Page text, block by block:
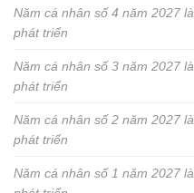
Năm cá nhân số 4 năm 2027
phát triển
Năm cá nhân số 3 năm 2027
phát triển
Năm cá nhân số 2 năm 2027
phát triển
Năm cá nhân số 1 năm 2027